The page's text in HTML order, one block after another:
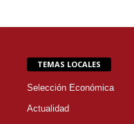
TEMAS LOCALES
Selección Económica
Actualidad